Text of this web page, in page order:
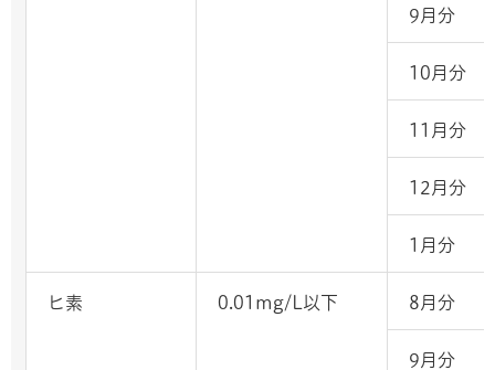
9月分
10月分
11月分
12月分
1月分
ヒ素 0.01mg/L以下 8月分
9月分